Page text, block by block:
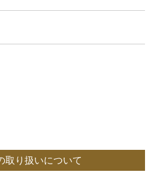
取り扱いについて